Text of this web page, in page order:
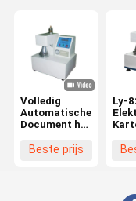
Volledig
Automatische
Document het
Instrumenten/het
Beste prijs
Ly-